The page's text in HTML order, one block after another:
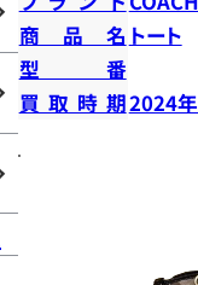
商品名 トート
型番
買取時期2024